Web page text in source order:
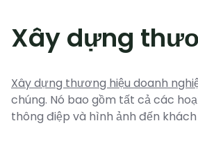
Xây dựng
Xây dựng thương hiệu doanh
chúng. Nó bao gồm tất cả các
thông điệp và hình ảnh đến